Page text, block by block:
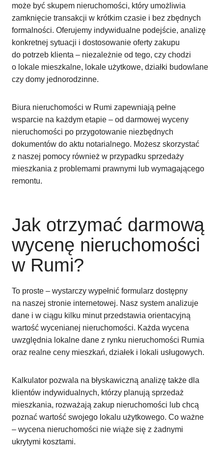
może być skupem nieruchomości, który umożliwia
zamknięcie transakcji w krótkim czasie i bez zbędnych
formalności. Oferujemy indywidualne podejście, analizę
konkretnej sytuacji i dostosowanie oferty zakupu
do potrzeb klienta – niezależnie od tego, czy chodzi
o lokale mieszkalne, lokale użytkowe, działki budowlane
czy domy jednorodzinne.
Biura nieruchomości w Rumi zapewniają pełne
wsparcie na każdym etapie – od darmowej wyceny
nieruchomości po przygotowanie niezbędnych
dokumentów do aktu notarialnego. Możesz skorzystać
z naszej pomocy również w przypadku sprzedaży
mieszkania z problemami prawnymi lub wymagającego
remontu.
Jak otrzymać darmową
wycenę nieruchomości
w Rumi?
To proste – wystarczy wypełnić formularz dostępny
na naszej stronie internetowej. Nasz system analizuje
dane i w ciągu kilku minut przedstawia orientacyjną
wartość wycenianej nieruchomości. Każda wycena
uwzględnia lokalne dane z rynku nieruchomości Rumia
oraz realne ceny mieszkań, działek i lokali usługowych.
Kalkulator pozwala na błyskawiczną analizę także dla
klientów indywidualnych, którzy planują sprzedaż
mieszkania, rozważają zakup nieruchomości lub chcą
poznać wartość swojego lokalu użytkowego. Co ważne
– wycena nieruchomości nie wiąże się z żadnymi
ukrytymi kosztami.